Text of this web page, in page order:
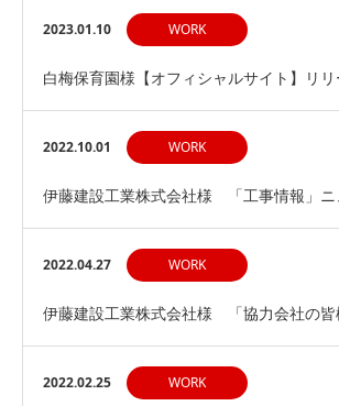
2023.01.10 WORK
白梅保育園様【オフィシャルサイト】リリ
2022.10.01 WORK
伊藤建設工業株式会社様 「工事情報」ニ
【IF】追加のカスタマイズ
2022.04.27 WORK
伊藤建設工業株式会社様 「協力会社の皆
【IF】のカスタマイズ
2022.02.25 WORK